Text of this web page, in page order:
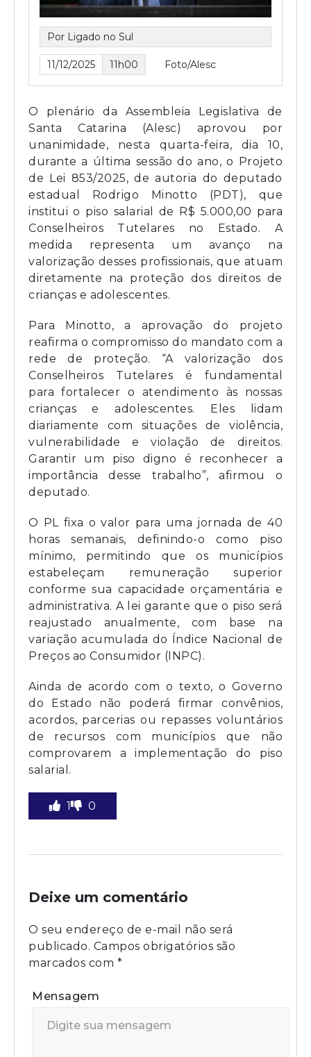
Por Ligado no Sul
11/12/2025 11h00 Foto/Alesc
O plenário da Assembleia Legislativa de
Santa Catarina (Alesc) aprovou por
unanimidade, nesta quarta-feira, dia 10,
durante a última sessão do ano, o Projeto
de Lei 853/2025, de autoria do deputado
estadual Rodrigo Minotto (PDT), que
institui o piso salarial de R$ 5.000,00 para
Conselheiros Tutelares no Estado. A
medida representa um avanço na
valorização desses profissionais, que atuam
diretamente na proteção dos direitos de
crianças e adolescentes.
Para Minotto, a aprovação do projeto
reafirma o compromisso do mandato com a
rede de proteção. “A valorização dos
Conselheiros Tutelares é fundamental
para fortalecer o atendimento às nossas
crianças e adolescentes. Eles lidam
diariamente com situações de violência,
vulnerabilidade e violação de direitos.
Garantir um piso digno é reconhecer a
importância desse trabalho”, afirmou o
deputado.
O PL fixa o valor para uma jornada de 40
horas semanais, definindo-o como piso
mínimo, permitindo que os municípios
estabeleçam remuneração superior
conforme sua capacidade orçamentária e
administrativa. A lei garante que o piso será
reajustado anualmente, com base na
variação acumulada do Índice Nacional de
Preços ao Consumidor (INPC).
Ainda de acordo com o texto, o Governo
do Estado não poderá firmar convênios,
acordos, parcerias ou repasses voluntários
de recursos com municípios que não
comprovarem a implementação do piso
salarial.
1 0
Deixe um comentário
O seu endereço de e-mail não será
publicado. Campos obrigatórios são
marcados com *
Mensagem